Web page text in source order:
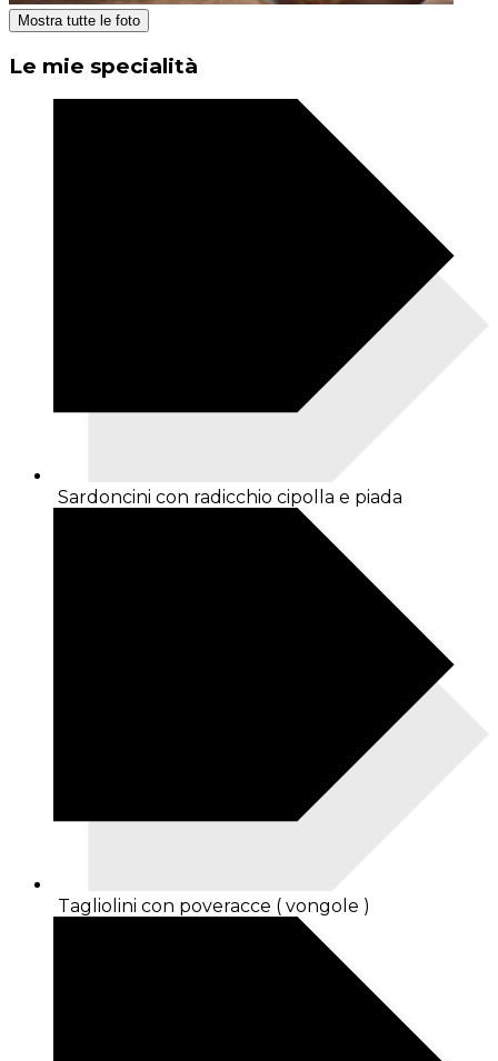
Mostra tutte le foto
Le mie specialità
Sardoncini con radicchio cipolla e piada
Tagliolini con poveracce ( vongole )